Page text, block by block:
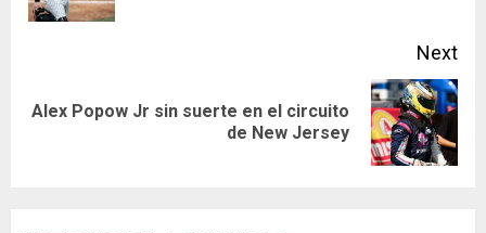
Next
Next
Alex Popow Jr sin suerte en el circuito
de New Jersey